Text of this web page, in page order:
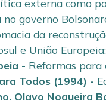
externa como
governo
da
e União
- Reformas para
Todos (1994) -
Olavo Nogueira